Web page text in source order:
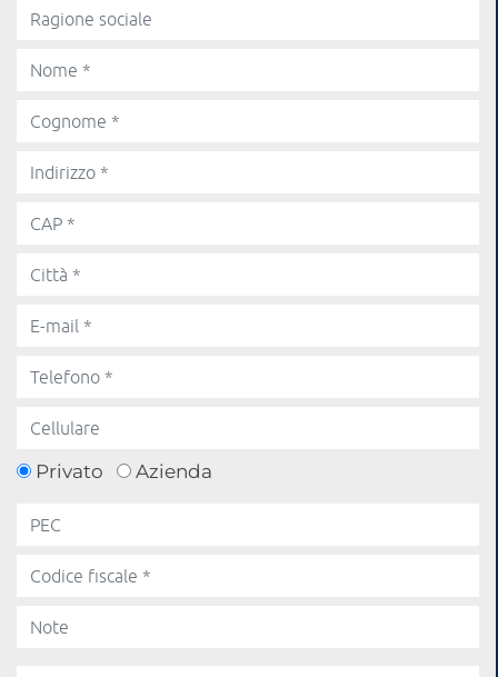
Privato Azienda